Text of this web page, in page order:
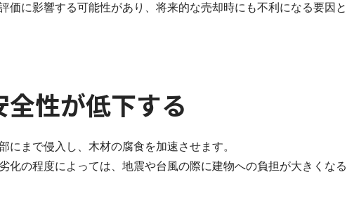
価に影響する可能性があり、将来的な売却時にも不利になる要因と
性が低下する
にまで侵入し、木材の腐食を加速させます。
化の程度によっては、地震や台風の際に建物への負担が大きくなる